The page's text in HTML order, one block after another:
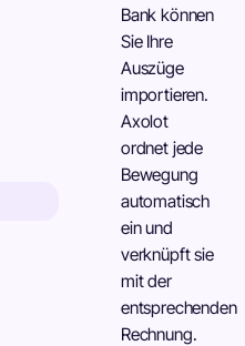
Bank können
Sie Ihre
Auszüge
importieren.
Axolot
ordnet jede
Bewegung
automatisch
ein und
verknüpft sie
mit der
entsprechenden
Rechnung.